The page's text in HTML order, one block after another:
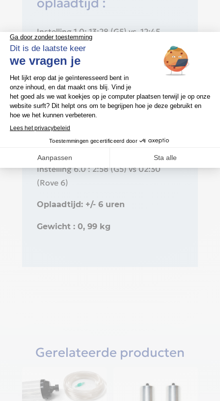
Instelling 1.0: 13:28 (G5) vs. 12:45
(Rove 6)
Instelling 2.0 : 10:22 (G5) vs 10:15
Instelling 3.0 : 7.01 (G5) vs 06:30 (Rove
6)
Instelling 4.0 : 4:55 (G5) vs 05: 15
(Rove 6)
Instelling 5.0 : 3:48 (G5) vs 03:30
(Rove 6)
Instelling 6.0 : 2:58 (G5) vs 02:30
(Rove 6)
Oplaadtijd: +/- 6 uren
Gewicht : 0, 99 kg
Gerelateerde producten